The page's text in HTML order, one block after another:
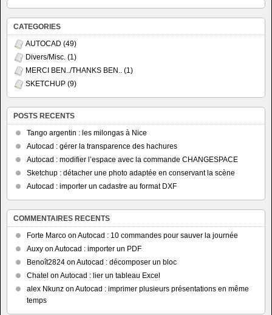
CATEGORIES
AUTOCAD (49)
Divers/Misc. (1)
MERCI BEN../THANKS BEN.. (1)
SKETCHUP (9)
POSTS RECENTS
Tango argentin : les milongas à Nice
Autocad : gérer la transparence des hachures
Autocad : modifier l’espace avec la commande CHANGESPACE
Sketchup : détacher une photo adaptée en conservant la scène
Autocad : importer un cadastre au format DXF
COMMENTAIRES RECENTS
Forte Marco on Autocad : 10 commandes pour sauver la journée
Auxy on Autocad : importer un PDF
Benoît2824 on Autocad : décomposer un bloc
Chatel on Autocad : lier un tableau Excel
alex Nkunz on Autocad : imprimer plusieurs présentations en même
temps